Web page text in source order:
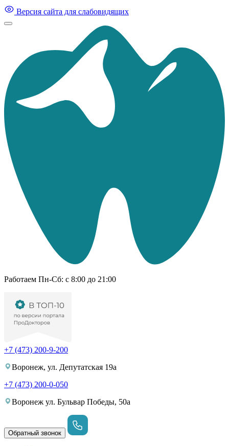
Версия сайта для слабовидящих
Работаем Пн-Cб: с 8:00 до 21:00
+7 (473) 200-9-200
Воронеж, ул. Депутатская 19а
+7 (473) 200-0-050
Воронеж ул. Бульвар Победы, 50а
Обратный звонок